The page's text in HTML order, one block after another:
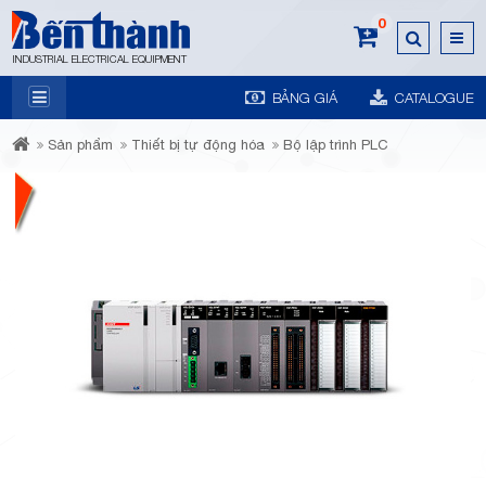
INDUSTRIAL ELECTRICAL EQUIPMENT
0
BẢNG GIÁ CATALOGUE
7A
Trương
Sản phẩm Thiết bị tự động hóa Bộ lập trình PLC